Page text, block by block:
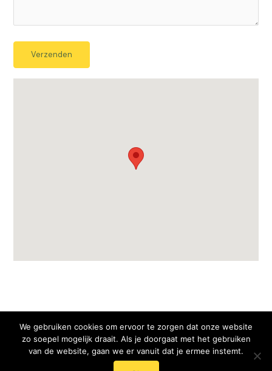
© 2024 - 2025 Mentaal Onderhoud - Roos Streumer
We gebruiken cookies om ervoor te zorgen dat onze website
zo soepel mogelijk draait. Als je doorgaat met het gebruiken
van de website, gaan we er vanuit dat je ermee instemt.